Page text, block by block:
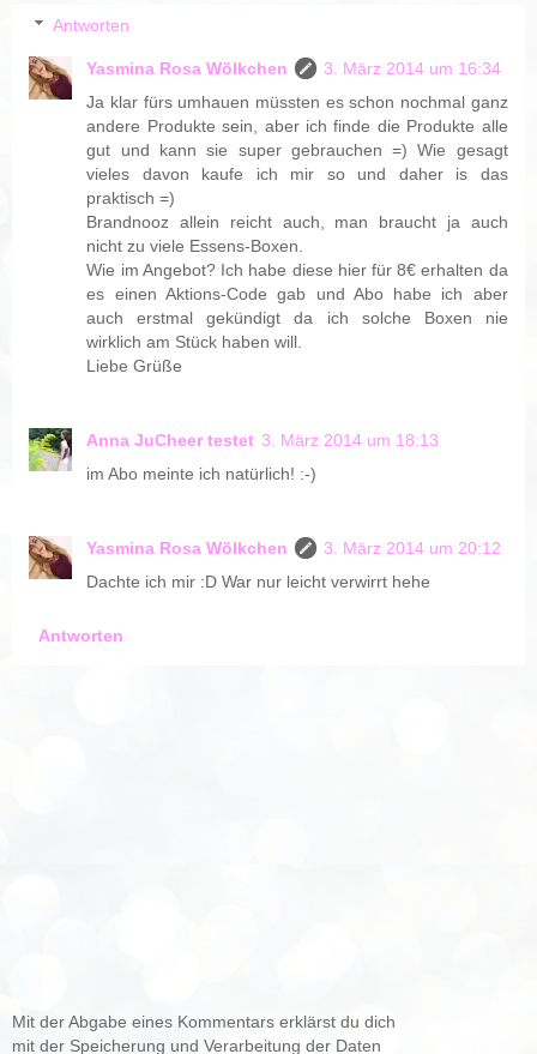
Antworten
Yasmina Rosa Wölkchen
3. März 2014 um 16:34
Ja klar fürs umhauen müssten es schon nochmal ganz
andere Produkte sein, aber ich finde die Produkte alle
gut und kann sie super gebrauchen =) Wie gesagt
vieles davon kaufe ich mir so und daher is das
praktisch =)
Brandnooz allein reicht auch, man braucht ja auch
nicht zu viele Essens-Boxen.
Wie im Angebot? Ich habe diese hier für 8€ erhalten da
es einen Aktions-Code gab und Abo habe ich aber
auch erstmal gekündigt da ich solche Boxen nie
wirklich am Stück haben will.
Liebe Grüße
Anna JuCheer testet 3. März 2014 um 18:13
im Abo meinte ich natürlich! :-)
Yasmina Rosa Wölkchen
3. März 2014 um 20:12
Dachte ich mir :D War nur leicht verwirrt hehe
Antworten
Mit der Abgabe eines Kommentars erklärst du dich
mit der Speicherung und Verarbeitung der Daten